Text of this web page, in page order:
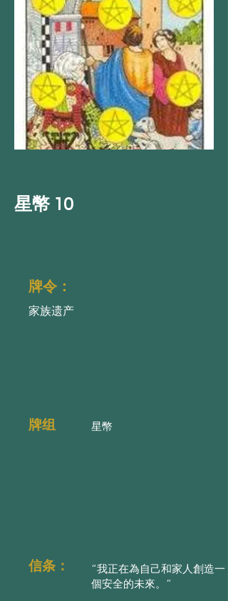
星幣 10
牌令：
家族遗产
牌组 星幣
信条：
“我正在為自己和家人創造一
個安全的未來。”